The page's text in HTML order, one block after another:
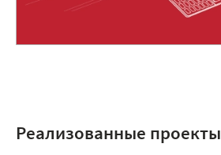
Реализованные проекты